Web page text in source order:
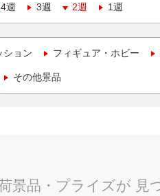
4週 3週 2週 1週
ション フィギュア・ホビー
その他景品